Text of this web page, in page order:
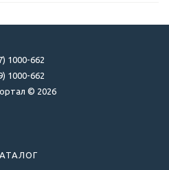
1000-662
1000-662
© 2026